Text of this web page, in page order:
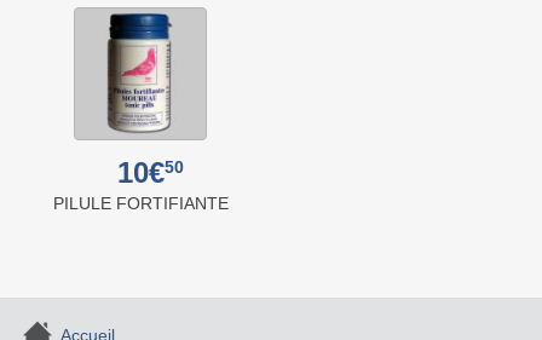
10€50
PILULE FORTIFIANTE
Accueil